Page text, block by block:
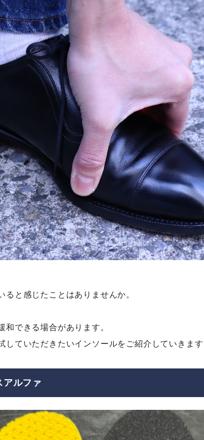
と感じたことはありませんか。
できる場合があります。
していただきたいインソールをご紹介していきま
ルファ